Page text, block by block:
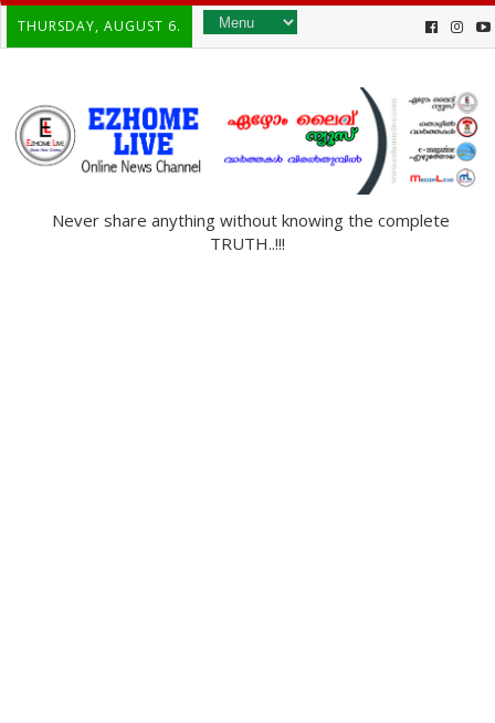
THURSDAY, AUGUST 6.
Never share anything without knowing the complete
TRUTH..!!!